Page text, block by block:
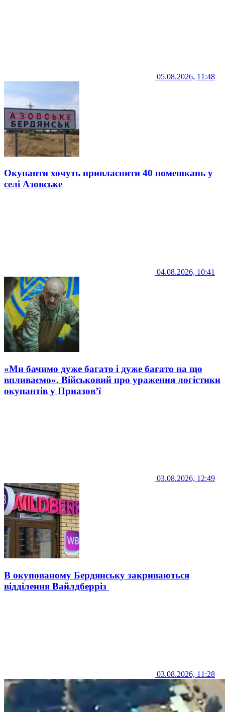
05.08.2026, 11:48
Окупанти хочуть привласнити 40 помешкань у
селі Азовське
04.08.2026, 10:41
«Ми бачимо дуже багато і дуже багато на що
впливаємо». Військовий про ураження логістики
окупантів у Приазов’ї
03.08.2026, 12:49
В окупованому Бердянську закриваються
відділення Вайлдберріз
03.08.2026, 11:28